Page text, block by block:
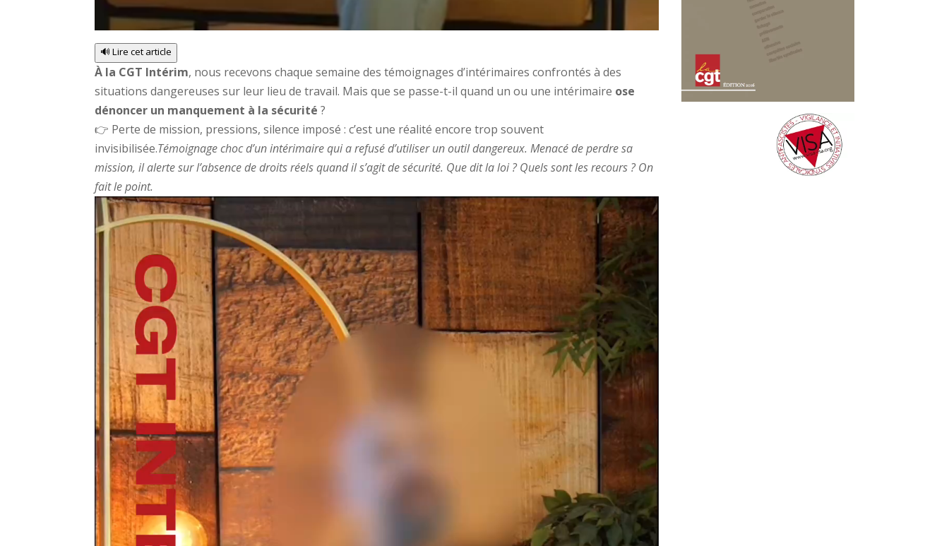
🔊 Lire cet article
À la CGT Intérim, nous recevons chaque semaine des témoignages d’intérimaires confrontés à des
situations dangereuses sur leur lieu de travail. Mais que se passe-t-il quand un ou une intérimaire ose
dénoncer un manquement à la sécurité ?
👉 Perte de mission, pressions, silence imposé : c’est une réalité encore trop souvent
invisibilisée.Témoignage choc d’un intérimaire qui a refusé d’utiliser un outil dangereux. Menacé de perdre sa
mission, il alerte sur l’absence de droits réels quand il s’agit de sécurité. Que dit la loi ? Quels sont les recours ? On
fait le point.
Lecteur
vidéo